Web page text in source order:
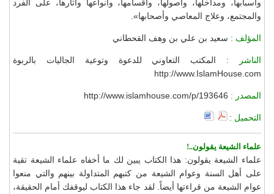
وأسبابها، ومداخلها، وأصولها، وأقسامها، وأنواعها وآثارها، على الفرد
والمجتمع، وعلاج المعاصي وأصحابها».
المؤلف : سعيد بن علي بن وهف القحطاني
الناشر : المكتب التعاوني للدعوة وتوعية الجاليات بالربوة
http://www.IslamHouse.com
المصدر : http://www.islamhouse.com/p/193646
التحميل :
علماء الشيعة يقولون..!
علماء الشيعة يقولون: هذا الكتاب يبين لك ما أخفاه علماء الشيعة تقية
على أهل السنة وعوام الشيعة من كتبهم المتداولة بينهم والتي منعوا
عوام الشيعة من قراءتها أيضاً. لقد جاء هذا الكتاب ليوقفك أمام الحقيقة،